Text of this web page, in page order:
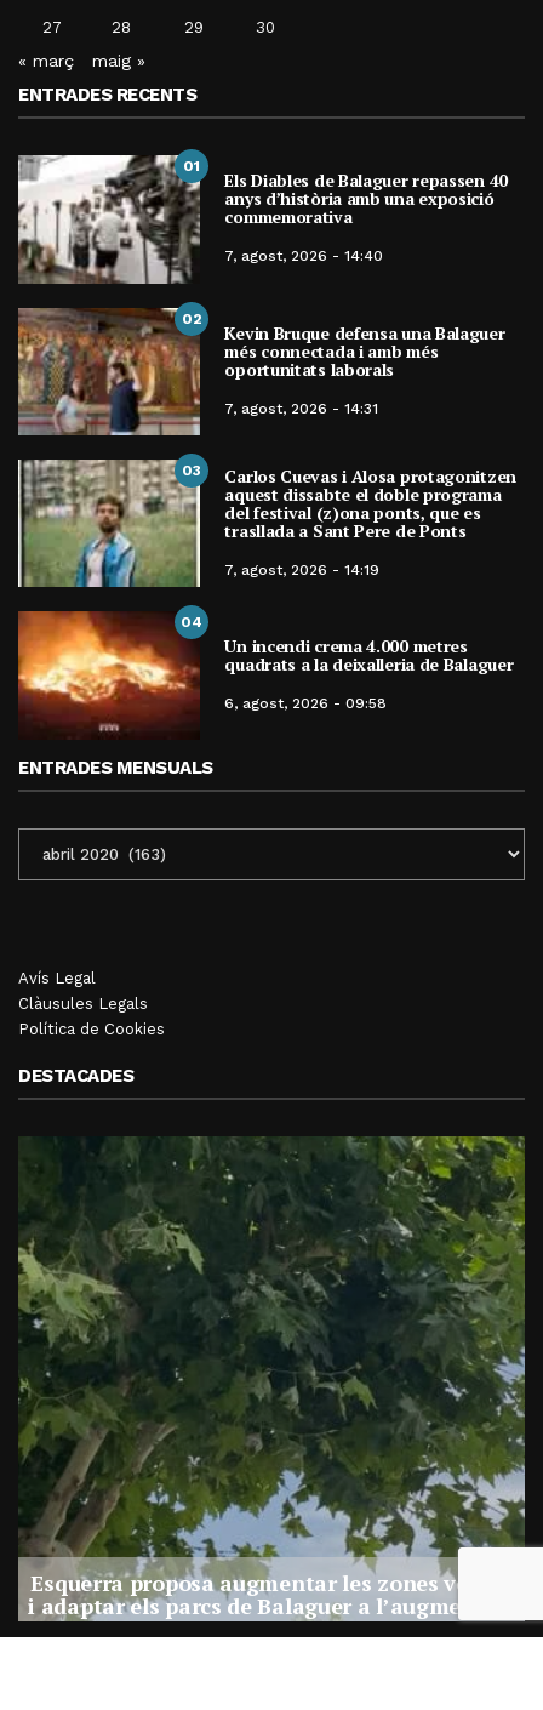
27 28 29 30
« març maig »
ENTRADES RECENTS
01
Els Diables de Balaguer repassen 40
anys d’història amb una exposició
commemorativa
7, agost, 2026 - 14:40
02
Kevin Bruque defensa una Balaguer
més connectada i amb més
oportunitats laborals
7, agost, 2026 - 14:31
03 Carlos Cuevas i Alosa protagonitzen
aquest dissabte el doble programa
del festival (z)ona ponts, que es
trasllada a Sant Pere de Ponts
7, agost, 2026 - 14:19
04
Un incendi crema 4.000 metres
quadrats a la deixalleria de Balaguer
6, agost, 2026 - 09:58
ENTRADES MENSUALS
MENSUALS
Avís Legal
Clàusules Legals
Política de Cookies
DESTACADES
de Del foc i de les brases